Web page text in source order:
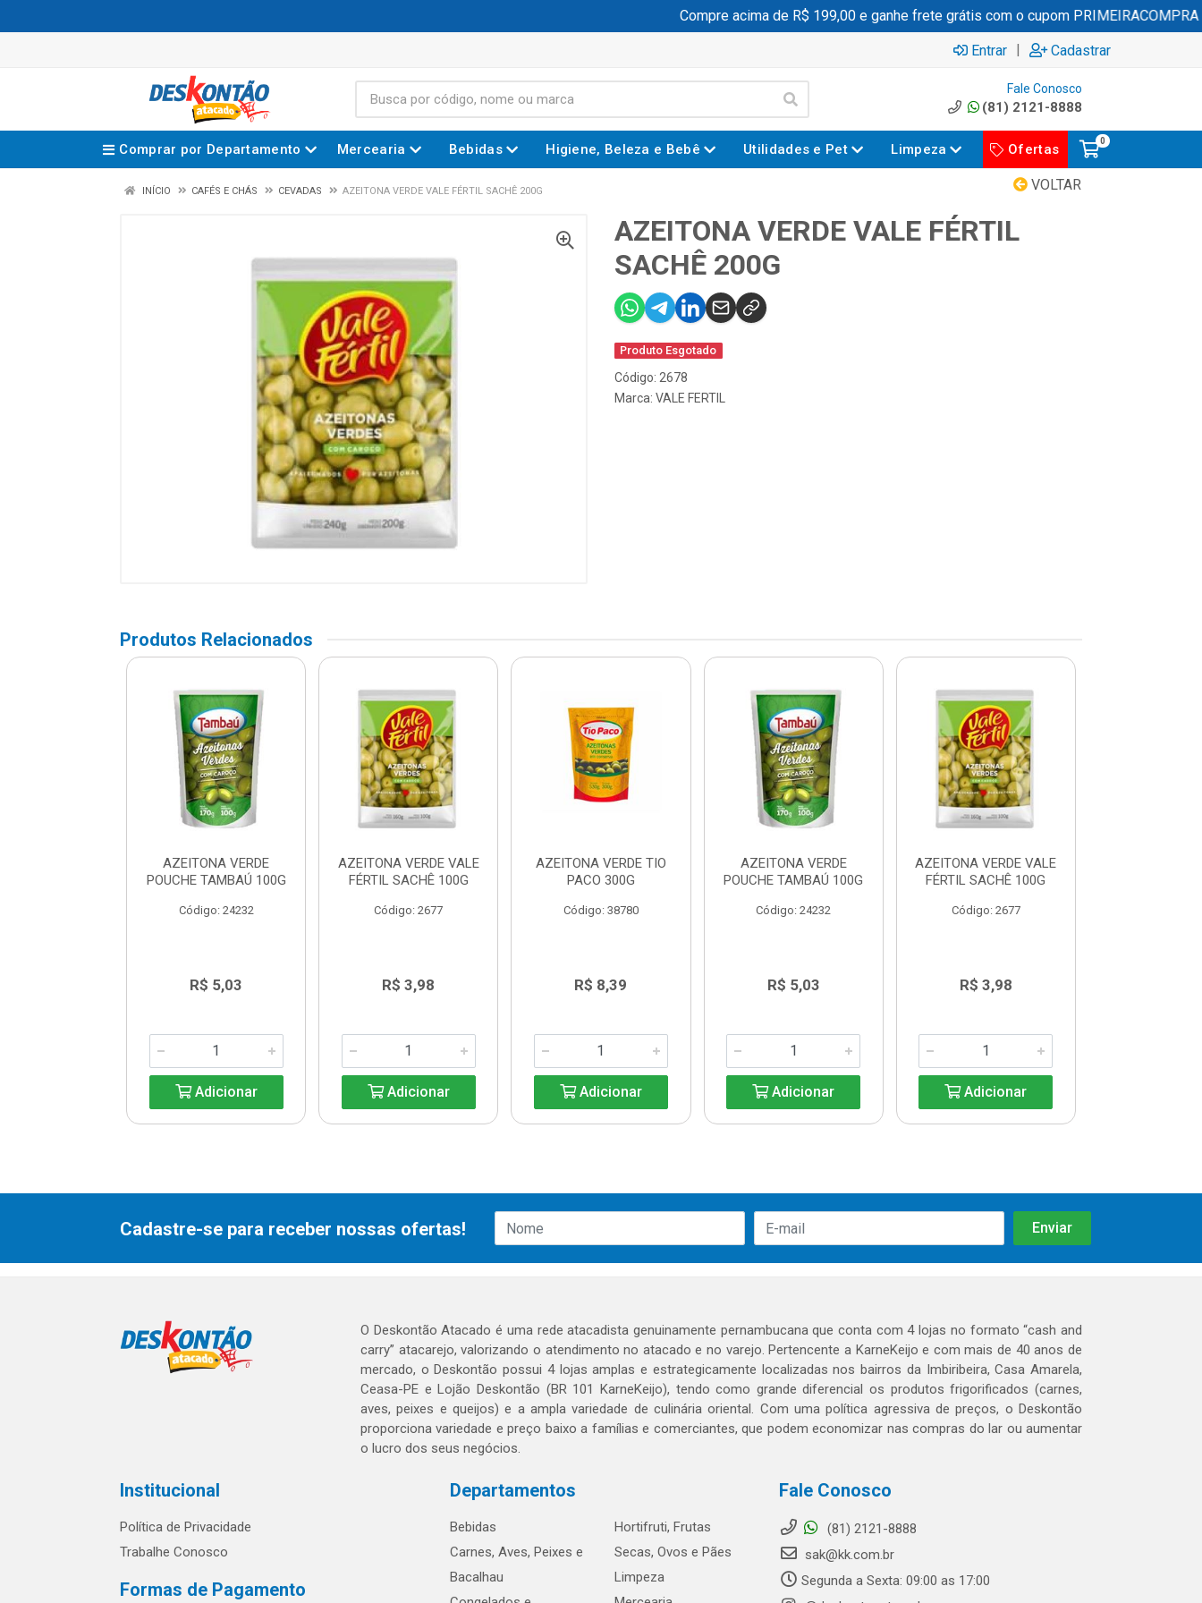
Compre acima de R$ 199,00 e ganhe frete grátis com o cupom PRIMEIRACOMPRA
Entrar | Cadastrar
Fale Conosco
(81) 2121-8888
Comprar por Departamento Mercearia Bebidas Higiene, Beleza e Bebê Utilidades e Pet Limpeza Ofertas
0
VOLTAR
INÍCIO CAFÉS E CHÁS CEVADAS AZEITONA VERDE VALE FÉRTIL SACHÊ 200G
AZEITONA VERDE VALE FÉRTIL
SACHÊ 200G
Produto Esgotado
Código: 2678
Marca: VALE FERTIL
Produtos Relacionados
AZEITONA VERDE
POUCHE TAMBAÚ 100G
Código: 24232
R$ 5,03
Adicionar
AZEITONA VERDE VALE
FÉRTIL SACHÊ 100G
Código: 2677
R$ 3,98
Adicionar
AZEITONA VERDE TIO
PACO 300G
Código: 38780
R$ 8,39
Adicionar
AZEITONA VERDE
POUCHE TAMBAÚ 100G
Código: 24232
R$ 5,03
Adicionar
AZEITONA VERDE VALE
FÉRTIL SACHÊ 100G
Código: 2677
R$ 3,98
Adicionar
Cadastre-se para receber nossas ofertas!
O Deskontão Atacado é uma rede atacadista genuinamente pernambucana que conta com 4 lojas no formato “cash and
carry” atacarejo, valorizando o atendimento no atacado e no varejo. Pertencente a KarneKeijo e com mais de 40 anos de
mercado, o Deskontão possui 4 lojas amplas e estrategicamente localizadas nos bairros da Imbiribeira, Casa Amarela,
Ceasa-PE e Lojão Deskontão (BR 101 KarneKeijo), tendo como grande diferencial os produtos frigorificados (carnes,
aves, peixes e queijos) e a ampla variedade de culinária oriental. Com uma política agressiva de preços, o Deskontão
proporciona variedade e preço baixo a famílias e comerciantes, que podem economizar nas compras do lar ou aumentar
o lucro dos seus negócios.
Institucional
Política de Privacidade
Trabalhe Conosco
Formas de Pagamento
Departamentos
Bebidas
Carnes, Aves, Peixes e
Bacalhau
Hortifruti, Frutas
Secas, Ovos e Pães
Limpeza
Fale Conosco
(81) 2121-8888
sak@kk.com.br
Segunda a Sexta: 09:00 as 17:00